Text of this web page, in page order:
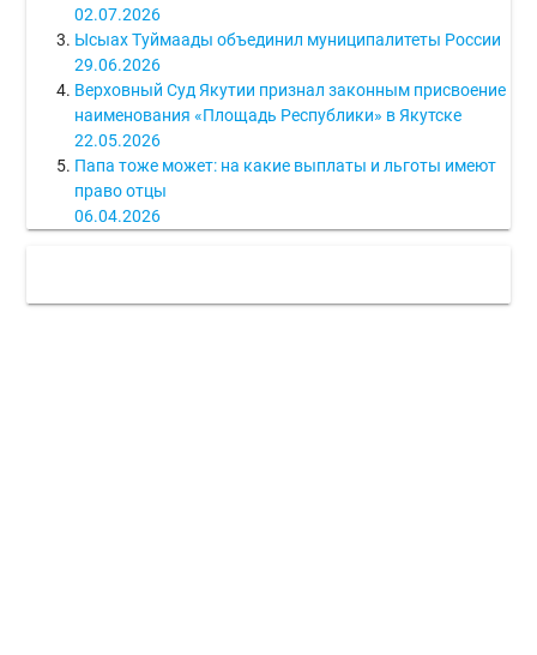
02.07.2026
Ысыах Туймаады объединил муниципалитеты России
29.06.2026
Верховный Суд Якутии признал законным присвоение
наименования «Площадь Республики» в Якутске
22.05.2026
Папа тоже может: на какие выплаты и льготы имеют
право отцы
06.04.2026